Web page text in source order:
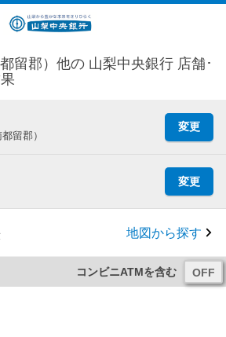
留郡）他の 山梨中央銀行 店舗･
留郡）
変更
変更
地図から探す
コンビニATMを含む